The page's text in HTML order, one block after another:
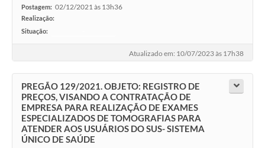
Postagem: 02/12/2021 às 13h36
Realização:
Situação:
Atualizado em: 10/07/2023 às 17h38
PREGÃO 129/2021. OBJETO: REGISTRO DE
PREÇOS, VISANDO A CONTRATAÇÃO DE
EMPRESA PARA REALIZAÇÃO DE EXAMES
ESPECIALIZADOS DE TOMOGRAFIAS PARA
ATENDER AOS USUÁRIOS DO SUS- SISTEMA
ÚNICO DE SAÚDE